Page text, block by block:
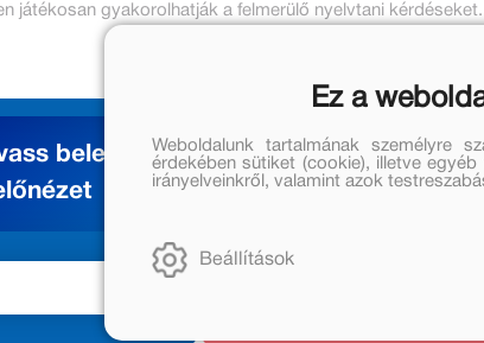
játékosan gyakorolhatják a felmerülő nyelvtani kérdéseket.
bele
Kapcsolódó
cikkek
Ez a
Weboldalunk tartalmának személyre
érdekében sütiket (cookie), illetve
irányelveinkről, valamint azok
Beállítások